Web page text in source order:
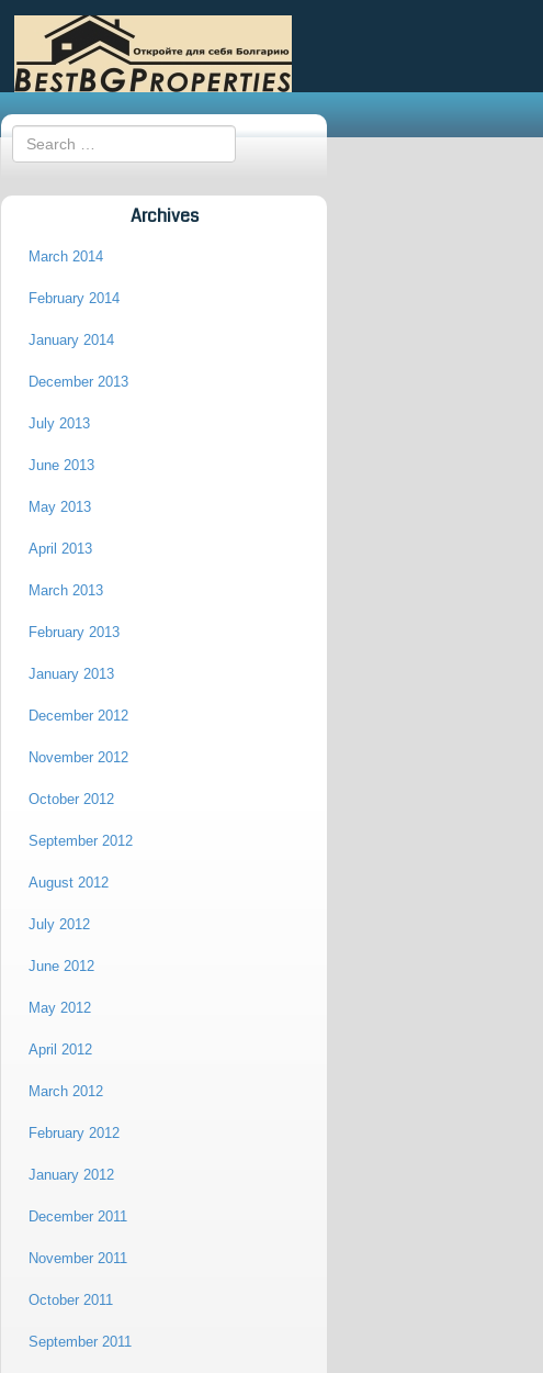
Archives
March 2014
February 2014
January 2014
December 2013
July 2013
June 2013
May 2013
April 2013
March 2013
February 2013
January 2013
December 2012
November 2012
October 2012
September 2012
August 2012
July 2012
June 2012
May 2012
April 2012
March 2012
February 2012
January 2012
December 2011
November 2011
October 2011
September 2011